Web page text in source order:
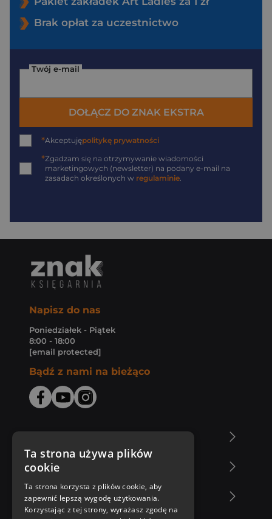
Brak opłat za uczestnictwo
Twój e-mail
DOŁĄCZ DO ZNAK EKSTRA
*Akceptujępolitykę prywatności
*Zgadzam się na otrzymywanie wiadomości
marketingowych (newsletter) na podany e-mail na
zasadach określonych w regulaminie
Napisz do nas
Poniedziałek - Piątek
8:00 - 18:00
[email protected]
Bądź z nami na bieżąco
Zakupy u nas
Nasza oferta
Ta strona używa plików
cookie
Ta strona korzysta z plików cookie, aby
zapewnić lepszą wygodę użytkowania.
Korzystając z tej strony, wyrażasz zgodę na